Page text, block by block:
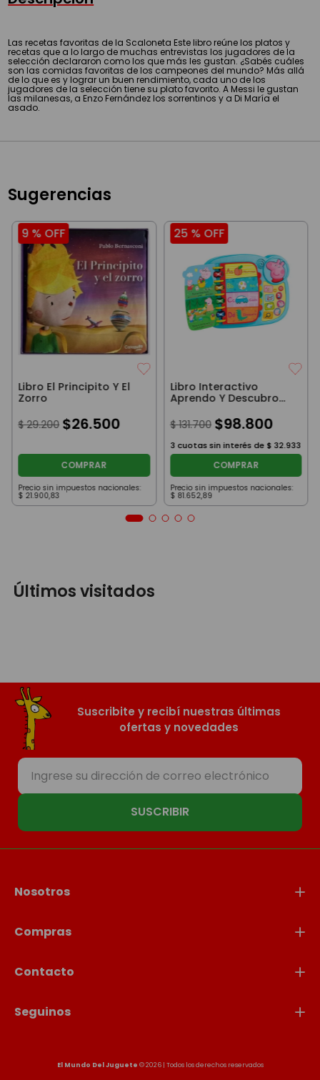
Las recetas favoritas de la Scaloneta Este libro reúne los platos y
recetas que a lo largo de muchas entrevistas los jugadores de la
selección declararon como los que más les gustan. ¿Sabés cuáles
son las comidas favoritas de los campeones del mundo? Más allá
de lo que es y lograr un buen rendimiento, cada uno de los
jugadores de la selección tiene su plato favorito. A Messi le gustan
las milanesas, a Enzo Fernández los sorrentinos y a Di María el
asado.
Sugerencias
9 % OFF
Libro El Principito Y El
Zorro
$ 29.200 $26.500
COMPRAR
Precio sin impuestos nacionales:
$ 21.900,83
25 % OFF
Libro Interactivo
Aprendo Y Descubro
$ 131.700 $98.800
3 cuotas sin interés de $ 32.933
COMPRAR
Precio sin impuestos nacionales:
$ 81.652,89
Últimos visitados
Suscribite y recibí nuestras últimas
ofertas y novedades
SUSCRIBIR
Nosotros
Compras
Contacto
Seguinos
El Mundo Del Juguete © 2026 | Todos los derechos reservados